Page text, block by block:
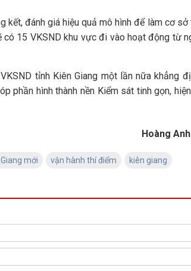
đánh giá hiệu quả mô hình để làm cơ sở
15 VKSND khu vực đi vào hoạt động từ
tỉnh Kiên Giang một lần nữa khẳng
phần hình thành nền Kiểm sát tinh gọn,
Hoàng
mới vận hành thí điểm kiên giang